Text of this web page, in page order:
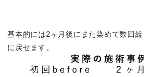
基本的には2ヶ月後にまた染めて数回
に戻せます。